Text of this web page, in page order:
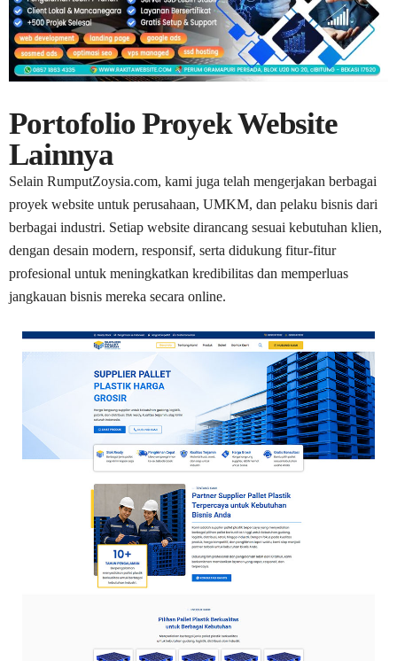
Portofolio Proyek Website
Lainnya
Selain RumputZoysia.com, kami juga telah mengerjakan berbagai
proyek website untuk perusahaan, UMKM, dan pelaku bisnis dari
berbagai industri. Setiap website dirancang sesuai kebutuhan klien,
dengan desain modern, responsif, serta didukung fitur-fitur
profesional untuk meningkatkan kredibilitas dan memperluas
jangkauan bisnis mereka secara online.